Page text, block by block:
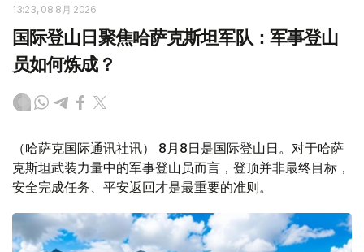
13:23, 08 8月 2026
国际登山日聚焦哈萨克斯坦军队：军事登山
员如何炼成？
（哈萨克国际通讯社讯） 8月8日是国际登山日。对于哈萨
克斯坦武装力量中的军事登山员而言，登顶并非最终目标，
安全完成任务、平安返回才是最重要的准则。